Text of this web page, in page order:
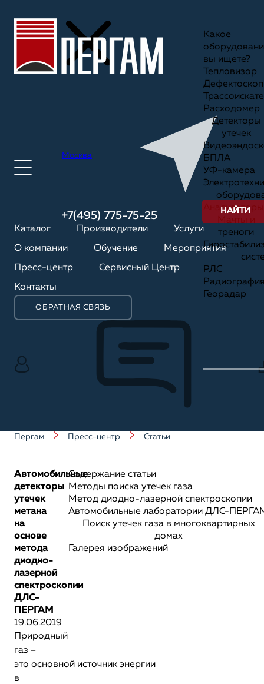
Москва
+7(495) 775-75-25
Каталог Производители Услуги
О компании Обучение Мероприятия
Пресс-центр Сервисный Центр
Контакты
ОБРАТНАЯ СВЯЗЬ
Какое
вы ищете?
Тепловизор
Дефектоскоп
Расходомер
Детекторы
утечек
БПЛА
УФ-камера
Анализаторы
треноги
РЛС
Георадар
НАЙТИ
Пергам Пресс-центр Статьи
Автомобильные
детекторы
утечек
метана
на
основе
метода
диодно-
лазерной
спектроскопии
ДЛС-
ПЕРГАМ
19.06.2019
Природный
газ –
это основной источник энергии
в
Содержание статьи
Методы поиска утечек газа
Метод диодно-лазерной спектроскопии
Автомобильные лаборатории ДЛС-
Поиск утечек газа в многоквартирных
домах
Галерея изображений